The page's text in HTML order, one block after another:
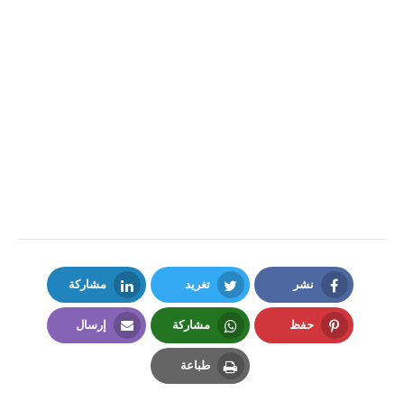
نشر
Facebook
تغريد
Twitter
مشاركة
LinkedIn
حفظ مشاركة
Whatsapp
إرسال
طباعة